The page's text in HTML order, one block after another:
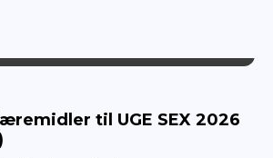
til UGE SEX 2026